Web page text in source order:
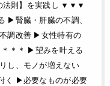
法則】を実践し ▼▼▼
▶︎腎臓・肝臓の不調、
調改善 ▶︎女性特有の
＊＊ ▶︎望みを叶える
し、モノが増えない
く ▶︎必要なものが必要